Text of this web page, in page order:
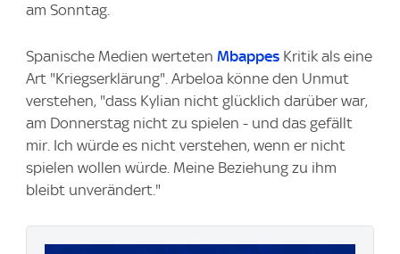
am Sonntag.
Spanische Medien werteten Mbappes Kritik als eine
Art "Kriegserklärung". Arbeloa könne den Unmut
verstehen, "dass Kylian nicht glücklich darüber war,
am Donnerstag nicht zu spielen - und das gefällt
mir. Ich würde es nicht verstehen, wenn er nicht
spielen wollen würde. Meine Beziehung zu ihm
bleibt unverändert."